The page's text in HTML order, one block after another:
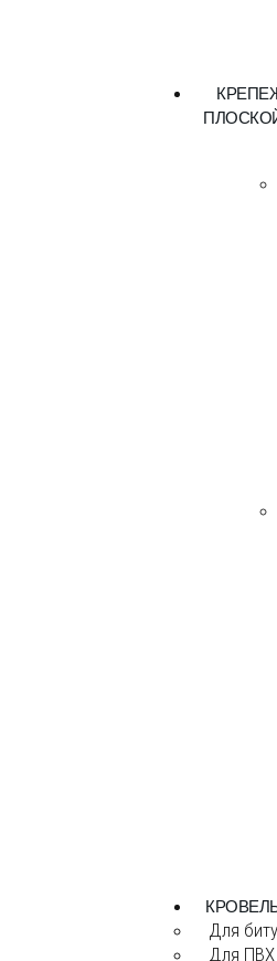
Для
Для ПВХ